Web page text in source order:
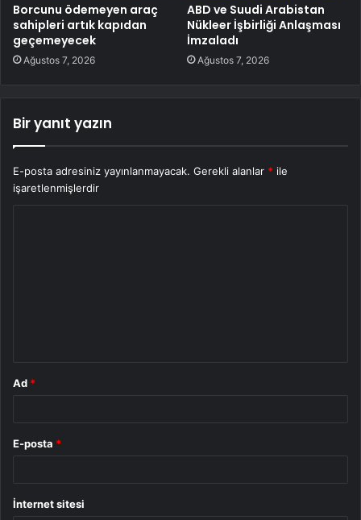
Borcunu ödemeyen araç
sahipleri artık kapıdan
geçemeyecek
Ağustos 7, 2026
ABD ve Suudi Arabistan
Nükleer İşbirliği Anlaşması
İmzaladı
Ağustos 7, 2026
Bir yanıt yazın
E-posta adresiniz yayınlanmayacak. Gerekli alanlar * ile
işaretlenmişlerdir
Ad *
E-posta *
İnternet sitesi